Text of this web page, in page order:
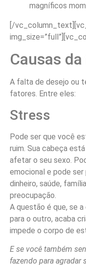
magníficos
[/
Causas
A falta de desejo ou
fatores. Entre eles:
Stress
Pode ser que você
ruim. Sua cabeça
afetar o seu sexo.
emocional e pode
dinheiro, saúde,
preocupação.
A questão é que, se
para o outro, acaba
impede o corpo de
E se você também
fazendo para agradar